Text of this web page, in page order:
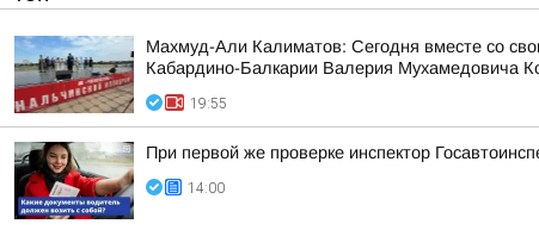
Махмуд-Али Калиматов: Сегодня вместе со
Кабардино-Балкарии Валерия Мухамедовича
19:55
При первой же проверке инспектор
14:00